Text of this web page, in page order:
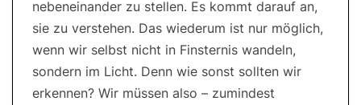
nebeneinander zu stellen. Es kommt darauf an,
sie zu verstehen. Das wiederum ist nur möglich,
wenn wir selbst nicht in Finsternis wandeln,
sondern im Licht. Denn wie sonst sollten wir
erkennen? Wir müssen also – zumindest